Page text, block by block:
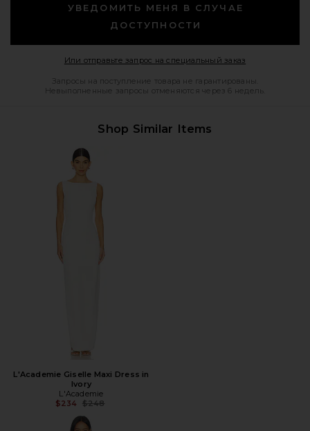
УВЕДОМИТЬ МЕНЯ В СЛУЧАЕ
ДОСТУПНОСТИ
Или отправьте запрос на специальный заказ
Запросы на поступление товара не гарантированы.
Невыполненные запросы отменяются через 6 недель.
Shop Similar Items
L'Academie Giselle Maxi Dress in
Ivory
L'Academie
$234
Предыдущая цена:
$248